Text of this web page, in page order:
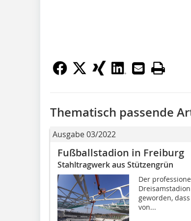
Thematisch passende
Ausgabe 03/2022
Fußballstadion in Freiburg
Stahltragwerk aus Stützengrün
Der
geworden,
von...